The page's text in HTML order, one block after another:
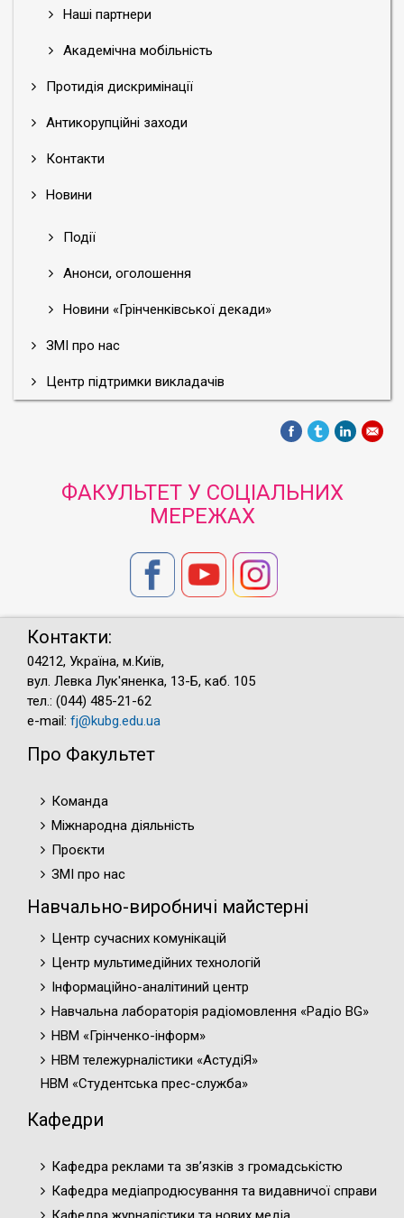
Наші партнери
Академічна мобільність
Протидія дискримінації
Антикорупційні заходи
Контакти
Новини
Події
Анонси, оголошення
Новини «Грінченківської декади»
ЗМІ про нас
Центр підтримки викладачів
ФАКУЛЬТЕТ У СОЦІАЛЬНИХ
МЕРЕЖАХ
Контакти:
04212, Україна, м.Київ,
вул. Левка Лук'яненка, 13-Б, каб. 105
тел.: (044) 485-21-62
e-mail: fj@kubg.edu.ua
Про Факультет
Команда
Міжнародна діяльність
Проєкти
ЗМІ про нас
Навчально-виробничі майстерні
Центр сучасних комунікацій
Центр мультимедійних технологій
Інформаційно-аналітиний центр
Навчальна лабораторія радіомовлення «Радіо BG»
НВМ «Грінченко-інформ»
НВМ тележурналістики «АстудіЯ»
НВМ «Студентська прес-служба»
Кафедри
Кафедра реклами та зв’язків з громадськістю
Кафедра медіапродюсування та видавничої справи